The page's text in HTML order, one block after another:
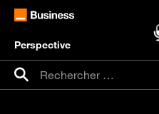
Perspective
Recherche pour :
Rechercher